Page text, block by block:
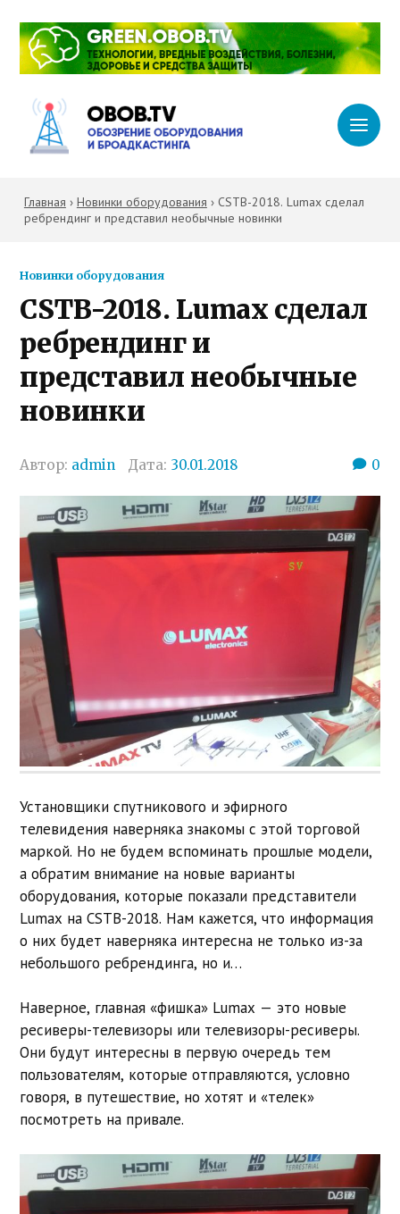
Главная › Новинки оборудования › CSTB-2018. Lumax сделал
ребрендинг и представил необычные новинки
Новинки оборудования
CSTB-2018. Lumax сделал
ребрендинг и
представил необычные
новинки
Автор: admin Дата: 30.01.2018 0
Установщики спутникового и эфирного
телевидения наверняка знакомы с этой торговой
маркой. Но не будем вспоминать прошлые модели,
а обратим внимание на новые варианты
оборудования, которые показали представители
Lumax на CSTB-2018. Нам кажется, что информация
о них будет наверняка интересна не только из-за
небольшого ребрендинга, но и…
Наверное, главная «фишка» Lumax — это новые
ресиверы-телевизоры или телевизоры-ресиверы.
Они будут интересны в первую очередь тем
пользователям, которые отправляются, условно
говоря, в путешествие, но хотят и «телек»
посмотреть на привале.